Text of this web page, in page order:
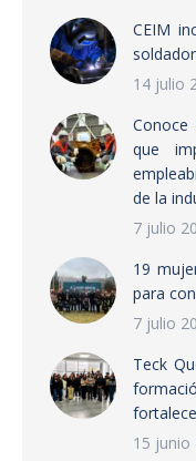
CEIM
14 julio
que
de la
7 julio
19
para
7 julio
Teck
15 junio